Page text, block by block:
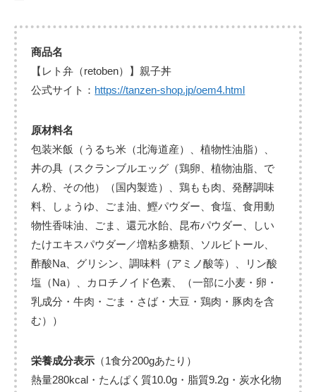
商品名
【レト弁（retoben）】親子丼
公式サイト： https://tanzen-shop.jp/oem4.html
原材料名
包装米飯（うるち米（北海道産）、植物性油脂）、
丼の具（スクランブルエッグ（鶏卵、植物油脂、で
ん粉、その他）（国内製造）、鶏もも肉、発酵調味
料、しょうゆ、ごま油、鰹パウダー、食塩、食用動
物性香味油、ごま、還元水飴、昆布パウダー、しい
たけエキスパウダー／増粘多糖類、ソルビトール、
酢酸Na、グリシン、調味料（アミノ酸等）、リン酸
塩（Na）、カロチノイド色素、（一部に小麦・卵・
乳成分・牛肉・ごま・さば・大豆・鶏肉・豚肉を含
む））
栄養成分表示 （1食分200gあたり）
熱量280kcal・たんぱく質10.0g・脂質9.2g・炭水化物